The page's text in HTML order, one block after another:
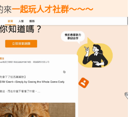
來一起玩人才社群～～～